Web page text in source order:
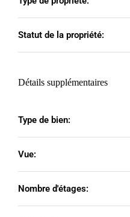
Statut de la propriété:
Détails supplémentaires
Type de bien:
Vue:
Nombre d'étages: